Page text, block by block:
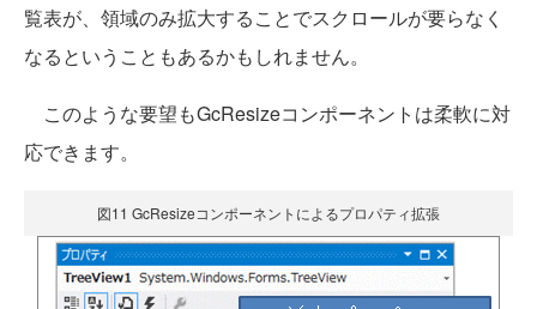
覧表が、領域のみ拡大することでスクロールが要らなく
なるということもあるかもしれません。
このような要望もGcResizeコンポーネントは柔軟に対
応できます。
図11 GcResizeコンポーネントによるプロパティ拡張